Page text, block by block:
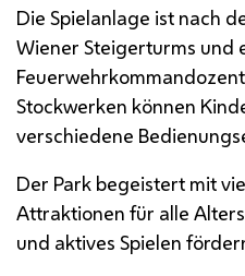
Die Spielanlage ist nach
Wiener Steigerturms und
Stockwerken können
verschiedene
Der Park begeistert mit
Attraktionen für alle
und aktives Spielen